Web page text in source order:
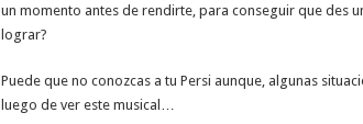
un momento antes de rendirte, para conseguir que des
lograr?
Puede que no conozcas a tu Persi aunque, algunas
luego de ver este musical…